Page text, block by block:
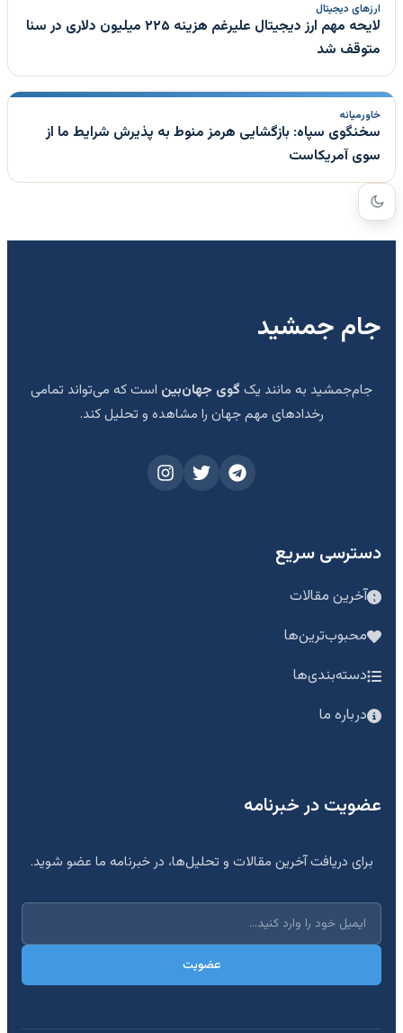
ارزهای دیجیتال
لایحه مهم ارز دیجیتال علیرغم هزینه ۲۲۵ میلیون دلاری در سنا
متوقف شد
خاورمیانه
سخنگوی سپاه: بازگشایی هرمز منوط به پذیرش شرایط ما از
سوی آمریکاست
جام جمشید
جام‌جمشید به مانند یک گوی جهان‌بین است که می‌تواند تمامی
رخدادهای مهم جهان را مشاهده و تحلیل کند.
دسترسی سریع
آخرین مقالات
محبوب‌ترین‌ها
دسته‌بندی‌ها
درباره ما
عضویت در خبرنامه
برای دریافت آخرین مقالات و تحلیل‌ها، در خبرنامه ما عضو شوید.
عضویت